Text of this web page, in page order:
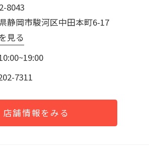
8043
静岡市駿河区中田本町6-17
見る
7311
店舗情報をみる